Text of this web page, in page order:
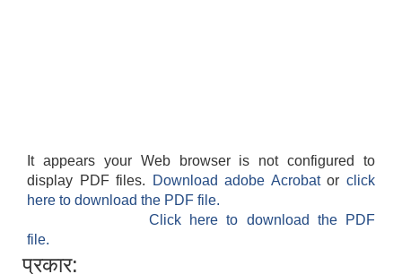
It appears your Web browser is not configured to
display PDF files.
Download adobe Acrobatorclick
here to download the PDF file.
Click here to download the PDF
file.
प्रकार: